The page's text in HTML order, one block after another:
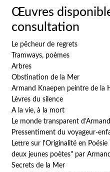
Œuvres
consultation
Le pêcheur de regrets
Tramways, poèmes
Arbres
Obstination de la Mer
Armand Knaepen peintre de la
Lèvres du silence
A la vie, à la mort
Le monde transparent
Pressentiment du voyageur-
Lettre sur l'Originalité en
deux jeunes poètes" par
Secrets de la Mer